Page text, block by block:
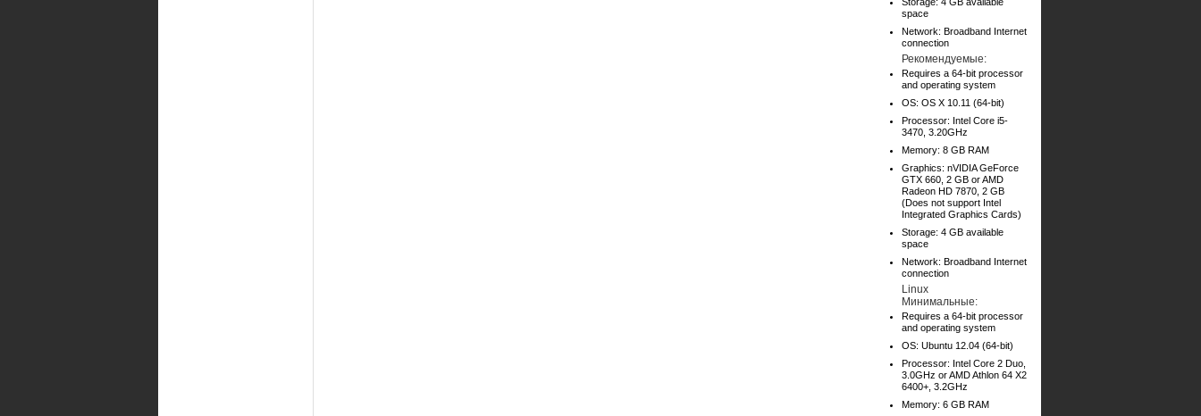
space
Network: Broadband Internet
connection
Рекомендуемые:
Requires a 64-bit processor
and operating system
OS: OS X 10.11 (64-bit)
Processor: Intel Core i5-
3470, 3.20GHz
Memory: 8 GB RAM
Graphics: nVIDIA GeForce
GTX 660, 2 GB or AMD
Radeon HD 7870, 2 GB
(Does not support Intel
Integrated Graphics Cards)
Storage: 4 GB available
space
Network: Broadband Internet
connection
Linux
Минимальные:
Requires a 64-bit processor
and operating system
OS: Ubuntu 12.04 (64-bit)
Processor: Intel Core 2 Duo,
3.0GHz or AMD Athlon 64 X2
6400+, 3.2GHz
Memory: 6 GB RAM